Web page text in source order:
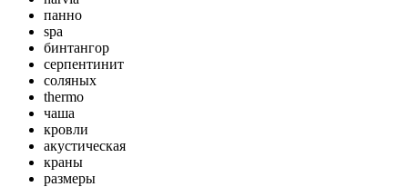
панно
spa
бинтангор
серпентинит
соляных
thermo
чаша
кровли
акустическая
краны
размеры